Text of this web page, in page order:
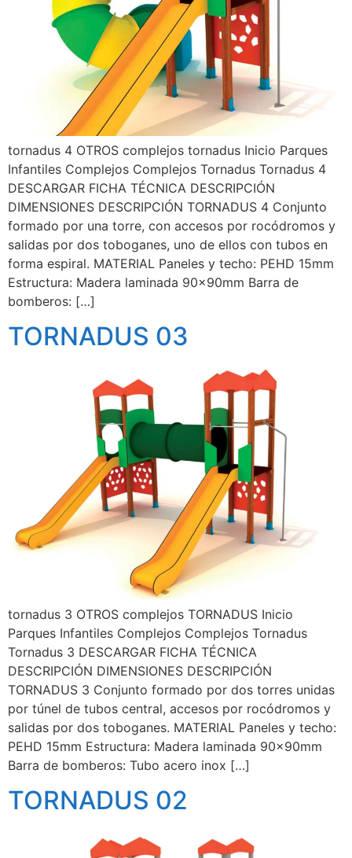
tornadus 4 OTROS complejos tornadus Inicio Parques
Infantiles Complejos Complejos Tornadus Tornadus 4
DESCARGAR FICHA TÉCNICA DESCRIPCIÓN
DIMENSIONES DESCRIPCIÓN TORNADUS 4 Conjunto
formado por una torre, con accesos por rocódromos y
salidas por dos toboganes, uno de ellos con tubos en
forma espiral. MATERIAL Paneles y techo: PEHD 15mm
Estructura: Madera laminada 90x90mm Barra de
bomberos: […]
TORNADUS 03
tornadus 3 OTROS complejos TORNADUS Inicio
Parques Infantiles Complejos Complejos Tornadus
Tornadus 3 DESCARGAR FICHA TÉCNICA
DESCRIPCIÓN DIMENSIONES DESCRIPCIÓN
TORNADUS 3 Conjunto formado por dos torres unidas
por túnel de tubos central, accesos por rocódromos y
salidas por dos toboganes. MATERIAL Paneles y techo:
PEHD 15mm Estructura: Madera laminada 90x90mm
Barra de bomberos: Tubo acero inox […]
TORNADUS 02